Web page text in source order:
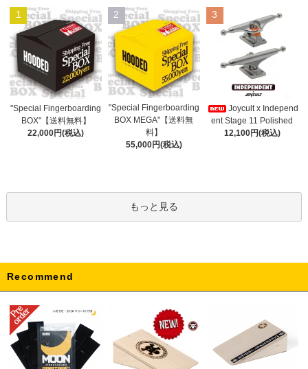
1
"Special Fingerboarding
BOX"【送料無料】
22,000円(税込)
2
"Special Fingerboarding
BOX MEGA"【送料無
料】
55,000円(税込)
3
Joycult x Independ
ent Stage 11 Polished
12,100円(税込)
もっと見る
Recommend